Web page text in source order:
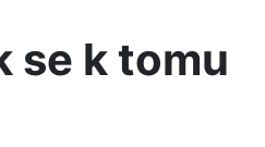
se k tomu